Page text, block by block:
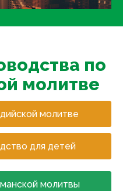
по
молитве
молитве
для детей
молитвы